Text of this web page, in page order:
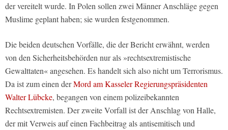
der vereitelt wurde. In Polen sollen zwei Männer Anschläge gegen
Muslime geplant haben; sie wurden festgenommen.
Die beiden deutschen Vorfälle, die der Bericht erwähnt, werden
von den Sicherheitsbehörden nur als »rechtsextremistische
Gewalttaten« angesehen. Es handelt sich also nicht um Terrorismus.
Da ist zum einen derMord am Kasseler Regierungspräsidenten
Walter Lübcke, begangen von einem polizeibekannten
Rechtsextremisten. Der zweite Vorfall ist der Anschlag von Halle,
der mit Verweis auf einen Fachbeitrag als antisemitisch und